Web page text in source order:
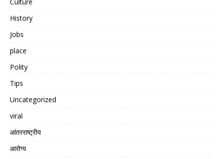
History
Jobs
place
Polity
Tips
Uncategorized
viral
आंतरराष्ट्रीय
आरोग्य